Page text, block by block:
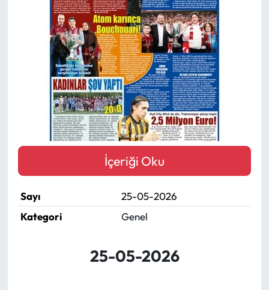
İçeriği Oku
Sayı
25-05-2026
Kategori
Genel
25-05-2026
Mektup Galeri
Röportaj
Manşet
Köşe Yazıları
Karikatür Galeri
BIK
ASTROLOJİ